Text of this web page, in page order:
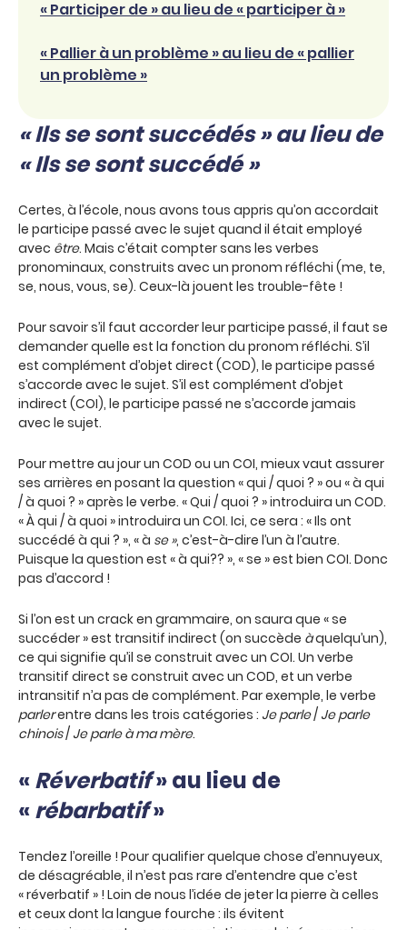
« Participer de » au lieu de « participer à »
« Pallier à un problème » au lieu de « pallier
un problème »
« Ils se sont succédés » au lieu de
« Ils se sont succédé »
Certes, à l’école, nous avons tous appris qu’on accordait
le participe passé avec le sujet quand il était employé
avec être. Mais c’était compter sans les verbes
pronominaux, construits avec un pronom réfléchi (me, te,
se, nous, vous, se). Ceux-là jouent les trouble-fête !
Pour savoir s’il faut accorder leur participe passé, il faut se
demander quelle est la fonction du pronom réfléchi. S’il
est complément d’objet direct (COD), le participe passé
s’accorde avec le sujet. S’il est complément d’objet
indirect (COI), le participe passé ne s’accorde jamais
avec le sujet.
Pour mettre au jour un COD ou un COI, mieux vaut assurer
ses arrières en posant la question « qui / quoi ? » ou « à qui
/ à quoi ? » après le verbe. « Qui / quoi ? » introduira un COD.
« À qui / à quoi » introduira un COI. Ici, ce sera : « Ils ont
succédé à qui ? », « à se », c’est-à-dire l’un à l’autre.
Puisque la question est « à qui?? », « se » est bien COI. Donc
pas d’accord !
Si l’on est un crack en grammaire, on saura que « se
succéder » est transitif indirect (on succède àquelqu’un),
ce qui signifie qu’il se construit avec un COI. Un verbe
transitif direct se construit avec un COD, et un verbe
intransitif n’a pas de complément. Par exemple, le verbe
parlerentre dans les trois catégories : Je parle/ Je parle
chinois/ Je parle à ma mère.
«Réverbatif» au lieu de
«rébarbatif»
Tendez l’oreille ! Pour qualifier quelque chose d’ennuyeux,
de désagréable, il n’est pas rare d’entendre que c’est
« réverbatif » ! Loin de nous l’idée de jeter la pierre à celles
et ceux dont la langue fourche : ils évitent